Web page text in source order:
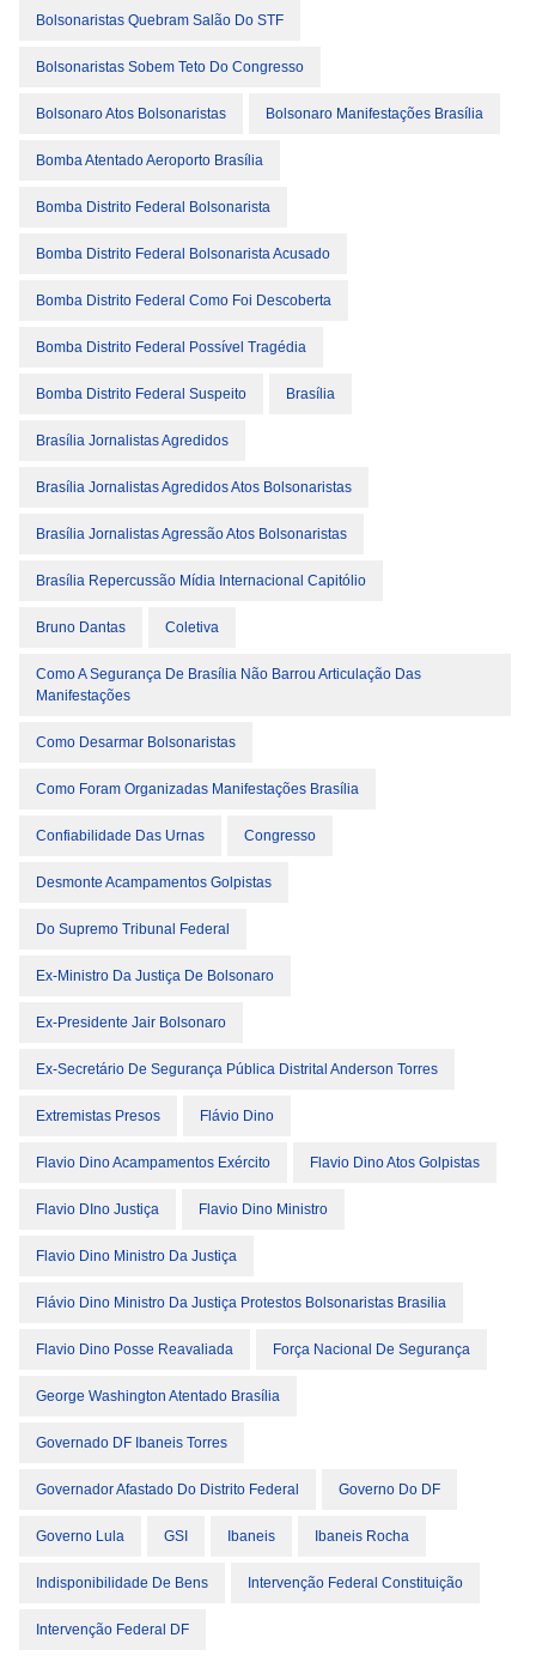
Bolsonaristas Quebram Salão Do STF
Bolsonaristas Sobem Teto Do Congresso
Bolsonaro Atos Bolsonaristas Bolsonaro Manifestações Brasília
Bomba Atentado Aeroporto Brasília
Bomba Distrito Federal Bolsonarista
Bomba Distrito Federal Bolsonarista Acusado
Bomba Distrito Federal Como Foi Descoberta
Bomba Distrito Federal Possível Tragédia
Bomba Distrito Federal Suspeito Brasília
Brasília Jornalistas Agredidos
Brasília Jornalistas Agredidos Atos Bolsonaristas
Brasília Jornalistas Agressão Atos Bolsonaristas
Brasília Repercussão Mídia Internacional Capitólio
Bruno Dantas Coletiva
Como A Segurança De Brasília Não Barrou Articulação Das
Manifestações
Como Desarmar Bolsonaristas
Como Foram Organizadas Manifestações Brasília
Confiabilidade Das Urnas Congresso
Desmonte Acampamentos Golpistas
Do Supremo Tribunal Federal
Ex-Ministro Da Justiça De Bolsonaro
Ex-Presidente Jair Bolsonaro
Ex-Secretário De Segurança Pública Distrital Anderson Torres
Extremistas Presos Flávio Dino
Flavio Dino Acampamentos Exército Flavio Dino Atos Golpistas
Flavio DIno Justiça Flavio Dino Ministro
Flavio Dino Ministro Da Justiça
Flávio Dino Ministro Da Justiça Protestos Bolsonaristas Brasilia
Flavio Dino Posse Reavaliada Força Nacional De Segurança
George Washington Atentado Brasília
Governado DF Ibaneis Torres
Governador Afastado Do Distrito Federal Governo Do DF
Governo Lula GSI Ibaneis Ibaneis Rocha
Indisponibilidade De Bens Intervenção Federal Constituição
Intervenção Federal DF